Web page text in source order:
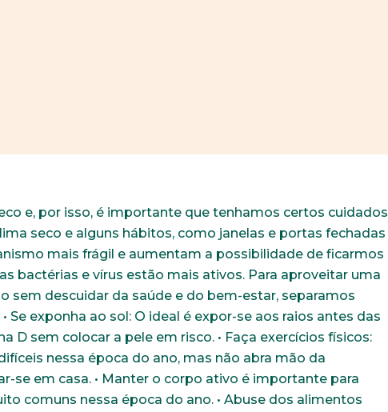
e, por isso, é importante que tenhamos certos cuidados
seco e alguns hábitos, como janelas e portas fechadas
mais frágil e aumentam a possibilidade de ficarmos
bactérias e vírus estão mais ativos. Para aproveitar uma
sem descuidar da saúde e do bem-estar, separamos
Se exponha ao sol: O ideal é expor-se aos raios antes das
D sem colocar a pele em risco. • Faça exercícios físicos:
nessa época do ano, mas não abra mão da
se em casa. • Manter o corpo ativo é importante para
comuns nessa época do ano. • Abuse dos alimentos